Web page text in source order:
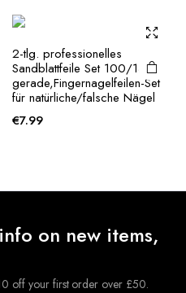
2-tlg. professionelles
Sandblattfeile Set 100/180
gerade,Fingernagelfeilen-Set
für natürliche/falsche Nägel
€7.99
on new items,
off your first order over £50.